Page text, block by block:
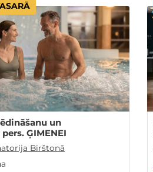
un
ĢIMENEI
Birštonā